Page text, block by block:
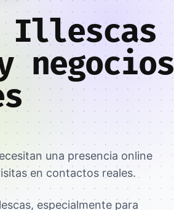
Illescas
negocios
una presencia online
en contactos reales.
especialmente para